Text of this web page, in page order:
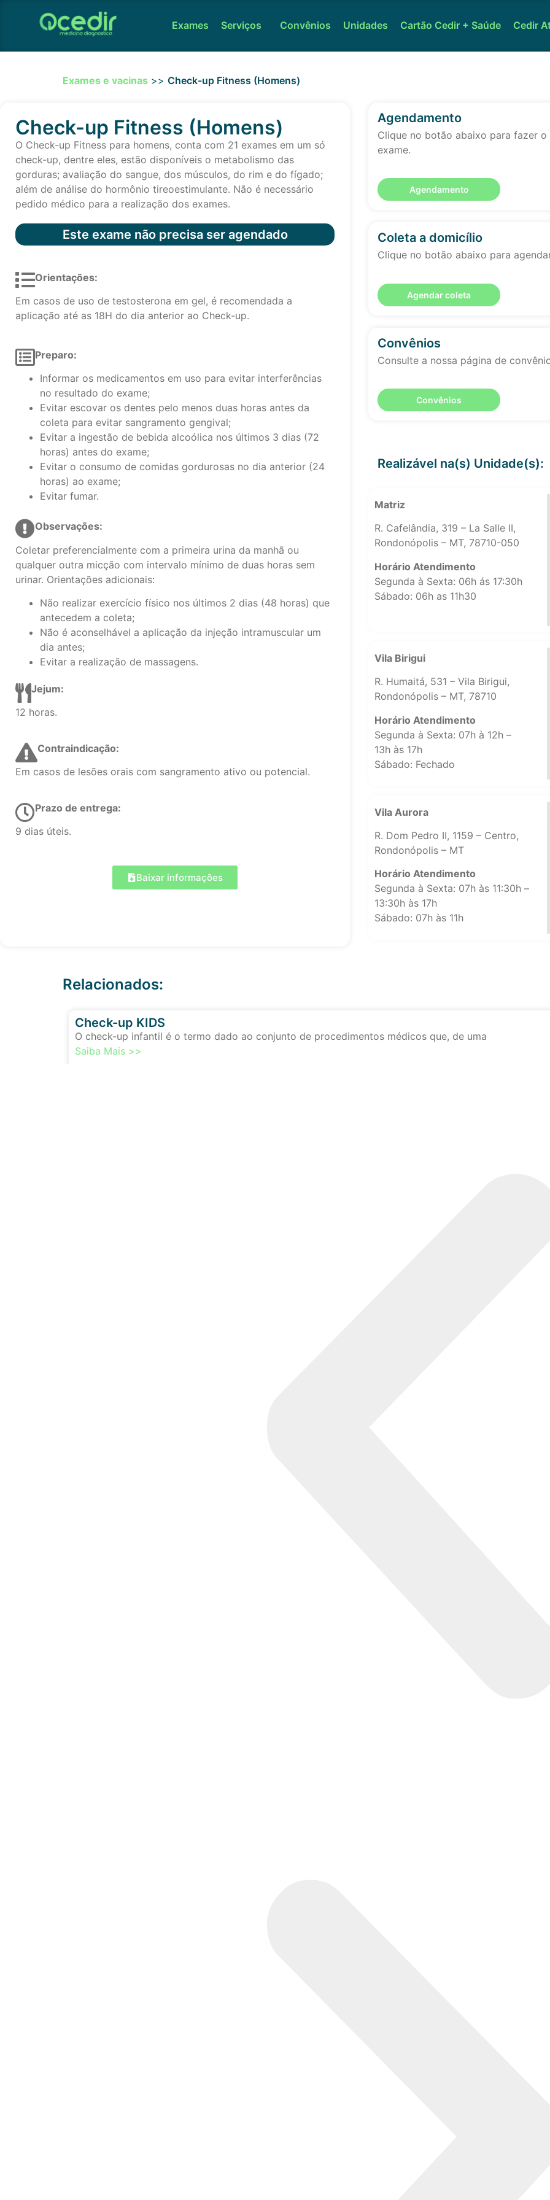
Exames Serviços Convênios Unidades Cartão Cedir + Saúde Cedir
Exames e vacinas >> Check-up Fitness (Homens)
Check-up Fitness (Homens)
O Check-up Fitness para homens, conta com 21 exames em um só
check-up, dentre eles, estão disponíveis o metabolismo das
gorduras; avaliação do sangue, dos músculos, do rim e do fígado;
além de análise do hormônio tireoestimulante. Não é necessário
pedido médico para a realização dos exames.
Este exame não precisa ser agendado
Orientações:
Em casos de uso de testosterona em gel, é recomendada a
aplicação até as 18H do dia anterior ao Check-up.
Preparo:
Informar os medicamentos em uso para evitar interferências
no resultado do exame;
Evitar escovar os dentes pelo menos duas horas antes da
coleta para evitar sangramento gengival;
Evitar a ingestão de bebida alcoólica nos últimos 3 dias (72
horas) antes do exame;
Evitar o consumo de comidas gordurosas no dia anterior (24
horas) ao exame;
Evitar fumar.
Observações:
Coletar preferencialmente com a primeira urina da manhã ou
qualquer outra micção com intervalo mínimo de duas horas sem
urinar. Orientações adicionais:
Não realizar exercício físico nos últimos 2 dias (48 horas) que
antecedem a coleta;
Não é aconselhável a aplicação da injeção intramuscular um
dia antes;
Evitar a realização de massagens.
Jejum:
12 horas.
Contraindicação:
Em casos de lesões orais com sangramento ativo ou potencial.
Prazo de entrega:
9 dias úteis.
Baixar informações
Agendamento
Clique no botão abaixo para fazer
exame.
Agendamento
Coleta a domicílio
Clique no botão abaixo para
Agendar coleta
Convênios
Consulte a nossa página de
Convênios
Realizável na(s) Unidade(s):
Matriz
R. Cafelândia, 319 – La Salle II,
Rondonópolis – MT, 78710-050
Horário Atendimento
Segunda à Sexta: 06h ás 17:30h
Sábado: 06h as 11h30
Vila Birigui
R. Humaitá, 531 – Vila Birigui,
Rondonópolis – MT, 78710
Horário Atendimento
Segunda à Sexta: 07h à 12h –
13h às 17h
Sábado: Fechado
Vila Aurora
R. Dom Pedro II, 1159 – Centro,
Rondonópolis – MT
Horário Atendimento
Segunda à Sexta: 07h às 11:30h –
13:30h às 17h
Sábado: 07h às 11h
Relacionados:
Check-up KIDS
O check-up infantil é o termo dado ao conjunto de procedimentos médicos que, de uma
Saiba Mais >>